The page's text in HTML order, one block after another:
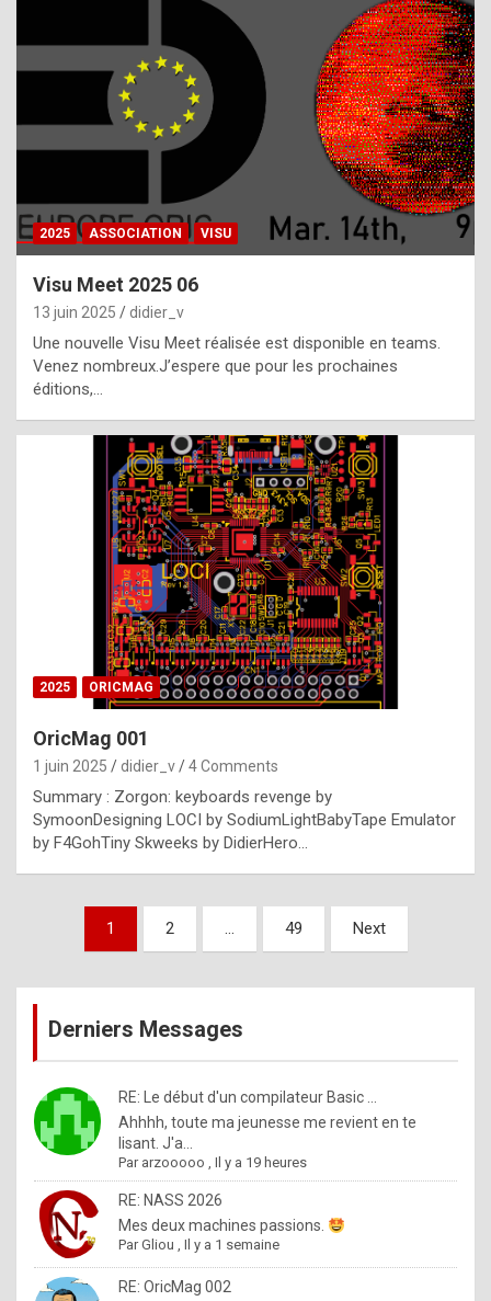
h
a
t
t
e
b
e
s
t
p
h
o
n
y
l
e
x
a
%
m
a
d
b
y
2025 ASSOCIATION VISU
Visu Meet 2025 06
13 juin 2025 didier_v
Une nouvelle Visu Meet réalisée est disponible en teams.
Venez nombreux.J’espere que pour les prochaines
éditions,…
2025 ORICMAG
OricMag 001
1 juin 2025 didier_v 4 Comments
Summary : Zorgon: keyboards revenge by
SymoonDesigning LOCI by SodiumLightBabyTape Emulator
by F4GohTiny Skweeks by DidierHero…
Pagination
publications
1 2 … 49 Next
Derniers Messages
RE: Le début d'un compilateur Basic ...
Ahhhh, toute ma jeunesse me revient en te
lisant. J'a...
Par arzooooo ,Il y a 19 heures
RE: NASS 2026
Mes deux machines passions.
ParGliou ,Il y a 1 semaine
RE: OricMag 002